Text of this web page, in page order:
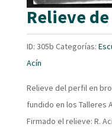
Relieve
ID: 305b Categorías:
Acín
Relieve del perfil en
fundido en los Talleres
Firmado el relieve: R.